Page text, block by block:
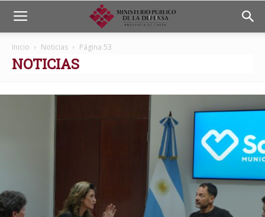
Inicio Noticias Página 53
NOTICIAS